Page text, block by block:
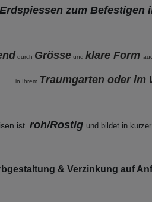
zum Befestigen
durch Grösseund klare Form
in Ihrem Traumgarten oder im
ist roh/Rostig und bildet in
& Verzinkung auf